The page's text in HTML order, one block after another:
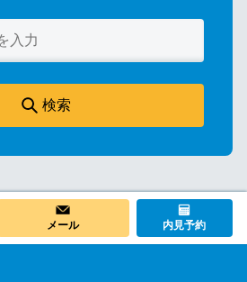
検索
メール 内見予約